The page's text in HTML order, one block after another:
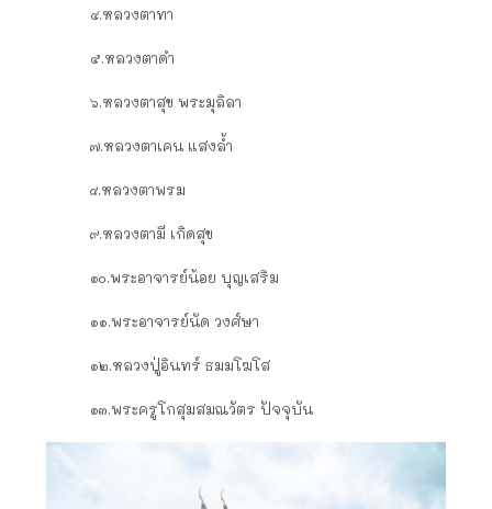
๔.หลวงตาทา
๕.หลวงตาดำ
๖.หลวงตาสุข พระมุลิลา
๗.หลวงตาเคน แสงล้ำ
๘.หลวงตาพรม
๙.หลวงตามี เกิดสุข
๑๐.พระอาจารย์น้อย บุญเสริม
๑๑.พระอาจารย์นัด วงศ์ษา
๑๒.หลวงปู่อินทร์ ธมมโฆโส
๑๓.พระครูโกสุมสมณวัตร ปัจจุบัน